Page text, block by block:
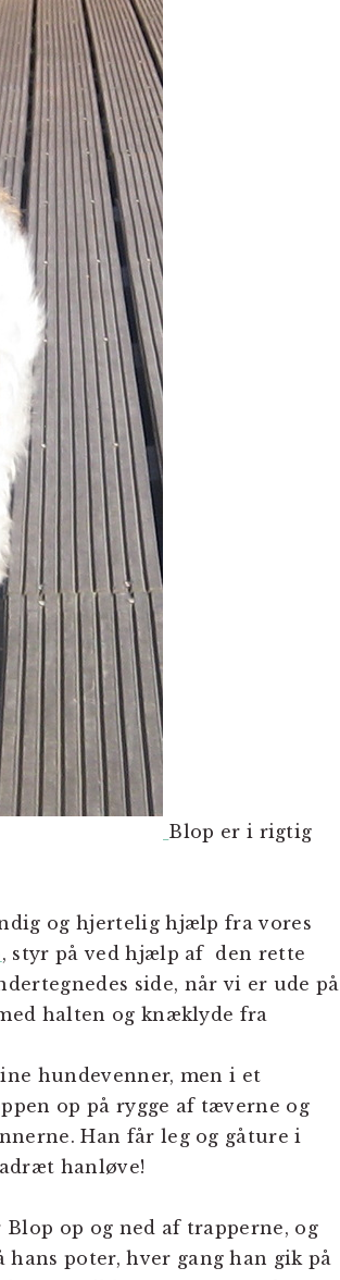
Blop er i rigtig
og hjertelig hjælp fra vores
, styr på ved hjælp af den rette
side, når vi er ude på
halten og knæklyde fra
hundevenner, men i et
op på rygge af tæverne og
Han får leg og gåture i
hanløve!
op og ned af trapperne, og
hans poter, hver gang han gik på